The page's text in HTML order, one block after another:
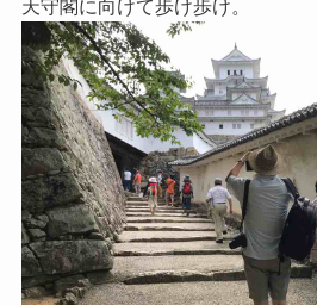
天守閣に向けて歩け歩け。